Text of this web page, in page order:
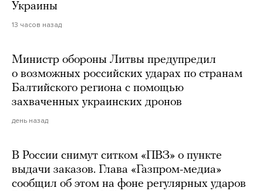
Украины
13 часов назад
Министр обороны Литвы предупредил
о возможных российских ударах по странам
Балтийского региона с помощью
захваченных украинских дронов
день назад
В России снимут ситком «ПВЗ» о пункте
выдачи заказов. Глава «Газпром-медиа»
сообщил об этом на фоне регулярных ударов